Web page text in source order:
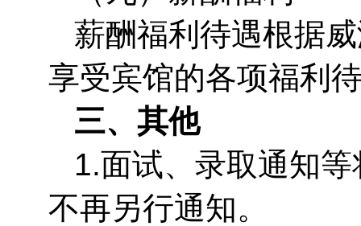
薪酬福利待遇根据
享受宾馆的各项福利
三、其他
1.面试、录取通知
不再另行通知。